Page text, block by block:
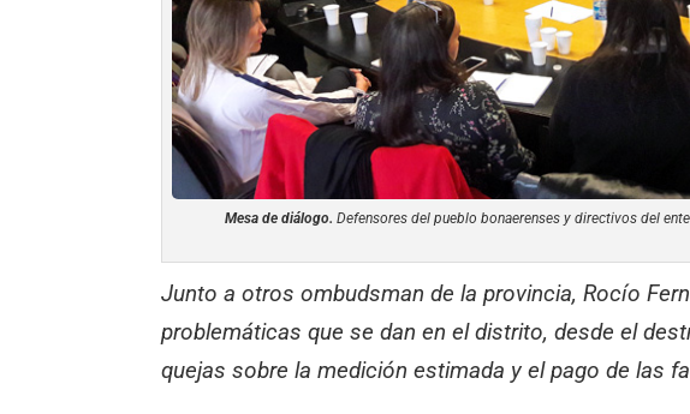
Mesa de diálogo. Defensores del pueblo bonaerenses y directivos del
Junto a otros ombudsman de la provincia, Rocío
problemáticas que se dan en el distrito, desde el
quejas sobre la medición estimada y el pago de las